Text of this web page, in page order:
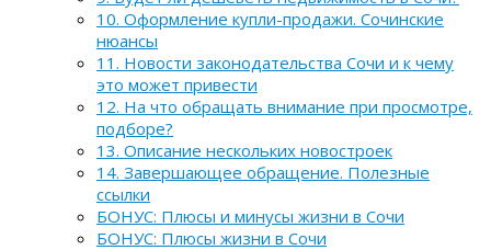
10. Оформление купли-продажи. Сочинские
нюансы
11. Новости законодательства Сочи и к чему
это может привести
12. На что обращать внимание при просмотре,
подборе?
13. Описание нескольких новостроек
14. Завершающее обращение. Полезные
ссылки
БОНУС: Плюсы и минусы жизни в Сочи
БОНУС: Плюсы жизни в Сочи